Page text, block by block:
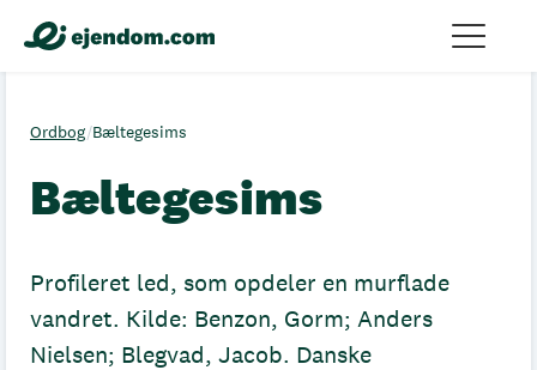
Ordbog/Bæltegesims
Bæltegesims
Profileret led, som opdeler en murflade
vandret. Kilde: Benzon, Gorm; Anders
Nielsen; Blegvad, Jacob. Danske